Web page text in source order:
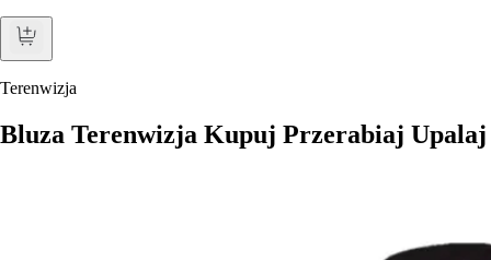
Terenwizja
Bluza Terenwizja Kupuj Przerabiaj Upalaj